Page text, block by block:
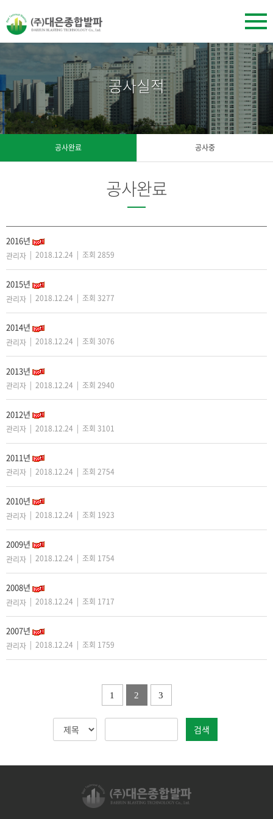
공사실적
공사완료 공사중
공사완료
2016년
관리자 | 2018.12.24 | 조회 2859
2015년
관리자 | 2018.12.24 | 조회 3277
2014년
관리자 | 2018.12.24 | 조회 3076
2013년
관리자 | 2018.12.24 | 조회 2940
2012년
관리자 | 2018.12.24 | 조회 3101
2011년
관리자 | 2018.12.24 | 조회 2754
2010년
관리자 | 2018.12.24 | 조회 1923
2009년
관리자 | 2018.12.24 | 조회 1754
2008년
관리자 | 2018.12.24 | 조회 1717
2007년
관리자 | 2018.12.24 | 조회 1759
1 2 3
검색